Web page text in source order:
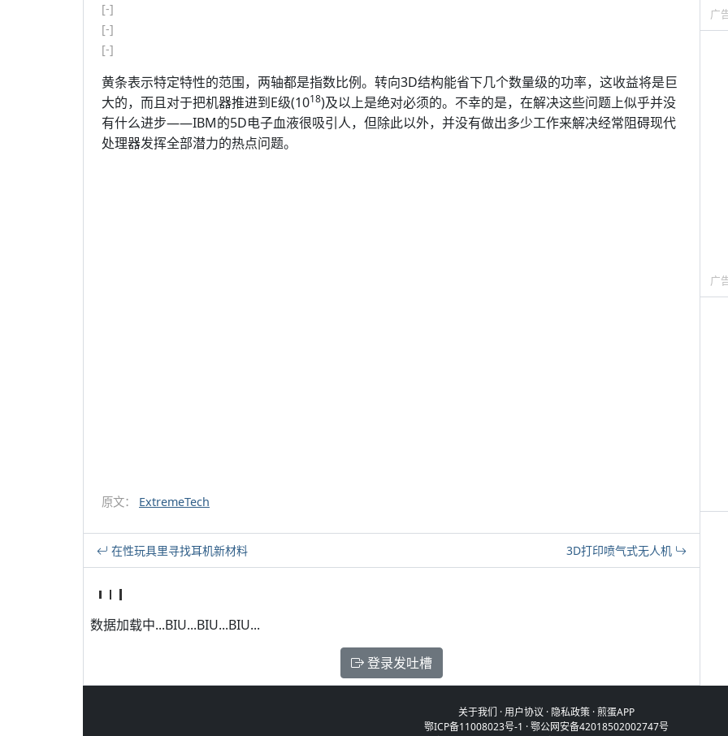
[-]
[-]
[-]
黄条表示特定特性的范围，两轴都是指数比例。转向3D结构能省下几个数量级的功率，这收益将是巨
大的，而且对于把机器推进到E级(1018)及以上是绝对必须的。不幸的是，在解决这些问题上似乎并没
有什么进步——IBM的5D电子血液很吸引人，但除此以外，并没有做出多少工作来解决经常阻碍现代
处理器发挥全部潜力的热点问题。
原文： ExtremeTech
在性玩具里寻找耳机新材料 3D打印喷气式无人机
数据加载中...BIU...BIU...BIU...
登录发吐槽
广
广
关于我们 ·用户协议 · 隐私政策·煎蛋APP
鄂ICP备11008023号-1 ·鄂公网安备42018502002747号